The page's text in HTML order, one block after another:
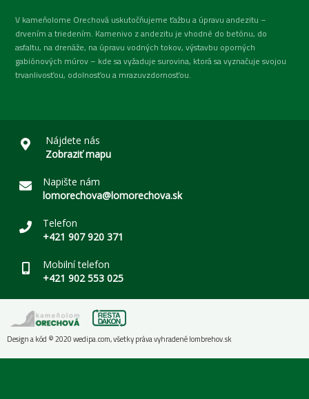
V kameňolome Orechová uskutočňujeme ťažbu a úpravu andezitu –
drvením a triedením. Kamenivo z andezitu je vhodné do betónu, do
asfaltu, na drenáže, na úpravu vodných tokov, výstavbu oporných
gabiónových múrov – kde sa vyžaduje surovina, ktorá sa vyznačuje svojou
trvanlivosťou, odolnosťou a mrazuvzdornosťou.
Nájdete nás
Zobraziť mapu
Napište nám
lomorechova@lomorechova.sk
Telefon
+421 907 920 371
Mobilní telefon
+421 902 553 025
Design a kód © 2020wedipa.com, všetky práva vyhradenélombrehov.sk